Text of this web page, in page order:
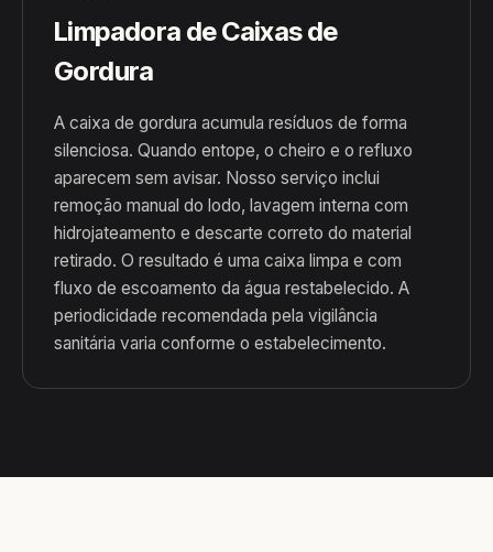
Limpadora de Caixas de
Gordura
A caixa de gordura acumula resíduos de forma
silenciosa. Quando entope, o cheiro e o refluxo
aparecem sem avisar. Nosso serviço inclui
remoção manual do lodo, lavagem interna com
hidrojateamento e descarte correto do material
retirado. O resultado é uma caixa limpa e com
fluxo de escoamento da água restabelecido. A
periodicidade recomendada pela vigilância
sanitária varia conforme o estabelecimento.